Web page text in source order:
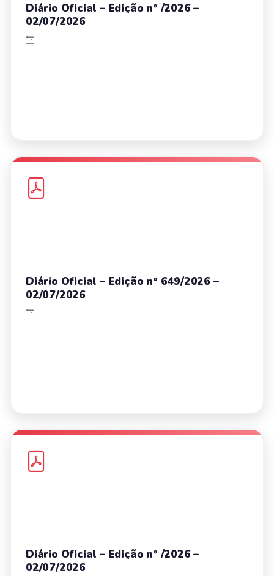
Diário Oficial – Edição nº /2026 –
02/07/2026
Diário Oficial – Edição nº 649/2026 –
02/07/2026
Diário Oficial – Edição nº /2026 –
02/07/2026